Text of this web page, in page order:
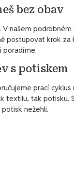
bez obav
V našem podrobném
postupovat krok za
poradíme.
s potiskem
prací cyklus
textilu, tak potisku.
nežehli.